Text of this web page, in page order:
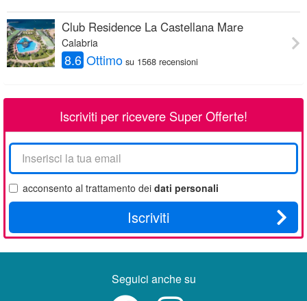
Club Residence La Castellana Mare
Calabria
8.6 Ottimo su 1568 recensioni
Iscriviti per ricevere Super Offerte!
La
tua
email
acconsento al trattamento dei dati personali
Iscriviti
Seguici anche su